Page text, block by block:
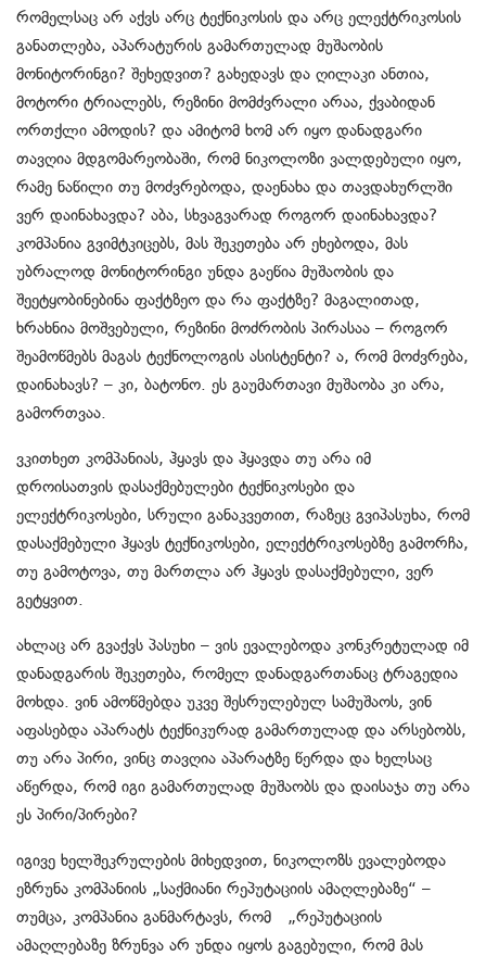
რომელსაც არ აქვს არც ტექნიკოსის და არც ელექტრიკოსის
განათლება, აპარატურის გამართულად მუშაობის
მონიტორინგი? შეხედვით? გახედავს და ღილაკი ანთია,
მოტორი ტრიალებს, რეზინი მომძვრალი არაა, ქვაბიდან
ორთქლი ამოდის? და ამიტომ ხომ არ იყო დანადგარი
თავღია მდგომარეობაში, რომ ნიკოლოზი ვალდებული იყო,
რამე ნაწილი თუ მოძვრებოდა, დაენახა და თავდახურლში
ვერ დაინახავდა? აბა, სხვაგვარად როგორ დაინახავდა?
კომპანია გვიმტკიცებს, მას შეკეთება არ ეხებოდა, მას
უბრალოდ მონიტორინგი უნდა გაეწია მუშაობის და
შეეტყობინებინა ფაქტზეო და რა ფაქტზე? მაგალითად,
ხრახნია მოშვებული, რეზინი მოძრობის პირასაა – როგორ
შეამოწმებს მაგას ტექნოლოგის ასისტენტი? ა, რომ მოძვრება,
დაინახავს? – კი, ბატონო. ეს გაუმართავი მუშაობა კი არა,
გამორთვაა.
ვკითხეთ კომპანიას, ჰყავს და ჰყავდა თუ არა იმ
დროისათვის დასაქმებულები ტექნიკოსები და
ელექტრიკოსები, სრული განაკვეთით, რაზეც გვიპასუხა, რომ
დასაქმებული ჰყავს ტექნიკოსები, ელექტრიკოსებზე გამორჩა,
თუ გამოტოვა, თუ მართლა არ ჰყავს დასაქმებული, ვერ
გეტყვით.
ახლაც არ გვაქვს პასუხი – ვის ევალებოდა კონკრეტულად იმ
დანადგარის შეკეთება, რომელ დანადგართანაც ტრაგედია
მოხდა. ვინ ამოწმებდა უკვე შესრულებულ სამუშაოს, ვინ
აფასებდა აპარატს ტექნიკურად გამართულად და არსებობს,
თუ არა პირი, ვინც თავღია აპარატზე წერდა და ხელსაც
აწერდა, რომ იგი გამართულად მუშაობს და დაისაჯა თუ არა
ეს პირი/პირები?
იგივე ხელშეკრულების მიხედვით, ნიკოლოზს ევალებოდა
ეზრუნა კომპანიის „საქმიანი რეპუტაციის ამაღლებაზე“ –
თუმცა, კომპანია განმარტავს, რომ „რეპუტაციის
ამაღლებაზე ზრუნვა არ უნდა იყოს გაგებული, რომ მას